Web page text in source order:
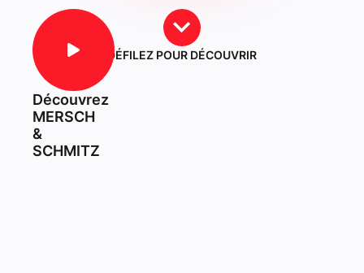
Découvrez
MERSCH
&
SCHMITZ
DÉFILEZ POUR DÉCOUVRIR